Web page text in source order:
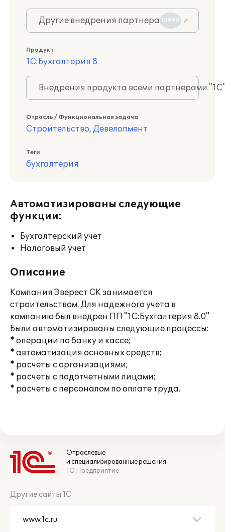
Другие внедрения партнера 15990
Продукт
1С:Бухгалтерия 8
Внедрения продукта всеми партнерами
Отрасль / Функциональная задача
Строительство, Девелопмент
Теги
бухгалтерия
Автоматизированы следующие
функции:
Бухгалтерский учет
Налоговый учет
Описание
Компания Эверест СК занимается
строительством. Для надежного учета в
компанию был внедрен ПП "1С:Бухгалтерия 8.0"
Были автоматизированы следующие процессы:
* операции по банку и кассе;
* автоматизация основных средств;
* расчеты с организациями;
* расчеты с подотчетными лицами;
* расчеты с персоналом по оплате труда.
Отраслевые
и специализированные решения
1С:Предприятие
Другие сайты 1С